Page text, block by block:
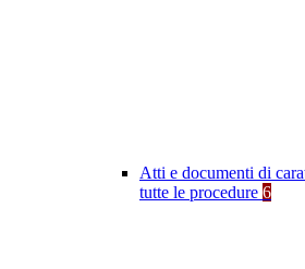
Atti e documenti di
tutte le procedure 6